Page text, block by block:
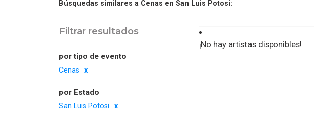
Búsquedas similares a Cenas en San Luis Potosi:
Filtrar resultados
por tipo de evento
Cenas
por Estado
San Luis Potosi
¡No hay artistas disponibles!